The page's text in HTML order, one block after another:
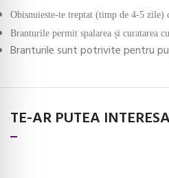
Obisnuieste-te treptat (timp de 4-5 zile)
Branturile permit spalarea și curatarea
Branturile sunt potrivite pentru
TE-AR PUTEA